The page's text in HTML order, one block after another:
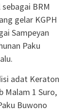
BRM
gelar KGPH
Sampeyan
Paku
adat Keraton
Malam 1 Suro,
Buwono